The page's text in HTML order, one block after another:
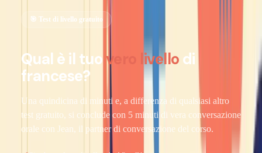
🎯 Test di livello gratuito
Qual è il tuo vero livello di
francese?
Una quindicina di minuti e, a differenza di qualsiasi altro
test gratuito, si conclude con 5 minuti di vera conversazione
orale con Jean, il partner di conversazione del corso.